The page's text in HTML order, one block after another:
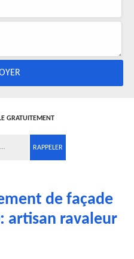
GRATUITEMENT
de façade
artisan ravaleur